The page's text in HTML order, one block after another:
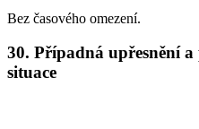
Bez časového omezení.
30. Případná upřesnění
situace